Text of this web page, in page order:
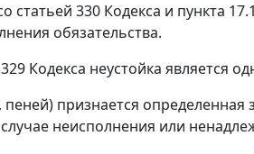
статьей 330Кодекса и пункта
обязательства.
Кодекса неустойка является
признается
неисполнения или